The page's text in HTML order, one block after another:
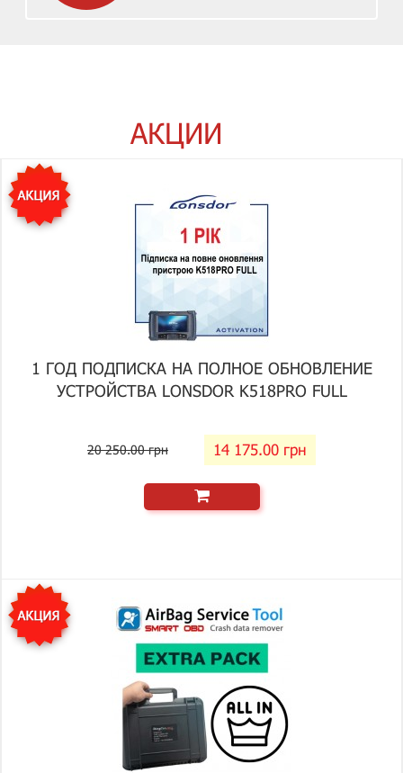
АКЦИИ
1 ГОД ПОДПИСКА НА ПОЛНОЕ ОБНОВЛЕНИЕ
УСТРОЙСТВА LONSDOR K518PRO FULL
20 250.00 грн 14 175.00 грн